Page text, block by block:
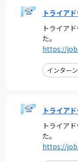
トライア
トライア
た。
https://
インター
トライア
トライア
た。
https://